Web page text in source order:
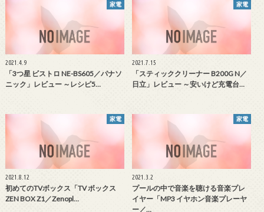
家電
2021.4.9
「3つ星 ビストロ NE-BS605／パナソ
ニック」レビュー ～レシピ5…
家電
2021.7.15
「スティッククリーナー B200G N／
日立」レビュー ～安いけど充電台…
家電
2021.8.12
初めてのTVボックス「TV ボックス
ZEN BOX Z1／Zenopl…
家電
2021.3.2
プールの中で音楽を聴ける音楽プレ
イヤー「MP3 イヤホン音楽プレーヤ
ー／…